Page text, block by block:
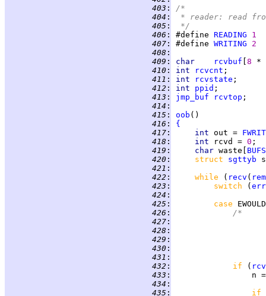
403 :
/*
404 :
* reader: read
405 :
*/
406 : #define READING
1
407 : #define WRITING
2
408 :
409 : char rcvbuf 8 *
410 : int rcvcnt
411 : int rcvstate
412 : int ppid
413 : jmp_buf rcvtop
414 :
415 : oob
416 :
{
417 : int out =
418 : int rcvd = 0
419 : char waste[
420 : struct sgttyb
421 :
422 : while ( recv ( rem
423 : switch (
424 :
425 : case
426 :
/*
427 :
428 :
429 :
430 :
431 :
432 : if (
433 :
n
434 :
435 :
if